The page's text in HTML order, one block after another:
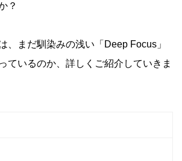
？
、まだ馴染みの浅い「Deep Focus」
ているのか、詳しくご紹介していきま